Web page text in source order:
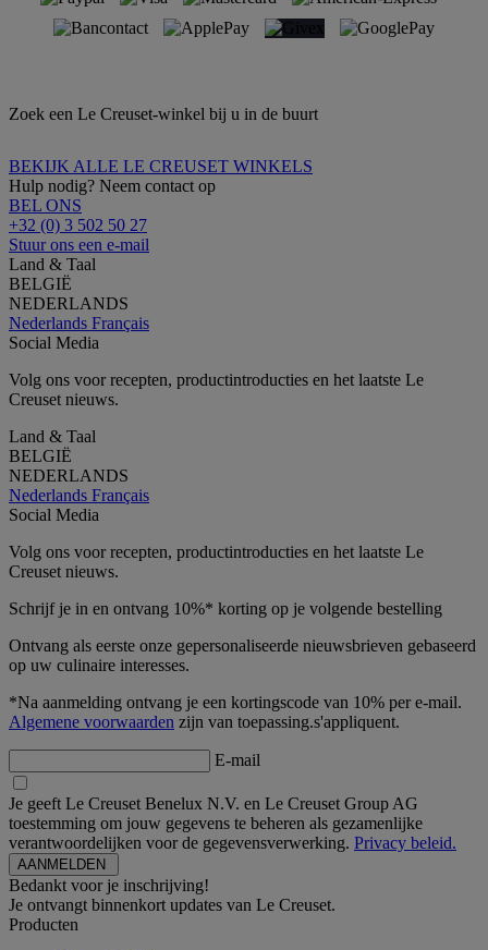
Zoek een Le Creuset-winkel bij u in de buurt
BEKIJK ALLE LE CREUSET WINKELS
Hulp nodig? Neem contact op
BEL ONS
+32 (0) 3 502 50 27
Stuur ons een e-mail
Land & Taal
BELGIË
NEDERLANDS
Nederlands Français
Social Media
Volg ons voor recepten, productintroducties en het laatste Le
Creuset nieuws.
Land & Taal
BELGIË
NEDERLANDS
Nederlands Français
Social Media
Volg ons voor recepten, productintroducties en het laatste Le
Creuset nieuws.
Schrijf je in en ontvang 10%* korting op je volgende bestelling
Ontvang als eerste onze gepersonaliseerde nieuwsbrieven gebaseerd
op uw culinaire interesses.
*Na aanmelding ontvang je een kortingscode van 10% per e-mail.
Algemene voorwaarden zijn van toepassing.s'appliquent.
E-mail
Je geeft Le Creuset Benelux N.V. en Le Creuset Group AG
toestemming om jouw gegevens te beheren als gezamenlijke
verantwoordelijken voor de gegevensverwerking. Privacy beleid.
Bedankt voor je inschrijving!
Je ontvangt binnenkort updates van Le Creuset.
Producten